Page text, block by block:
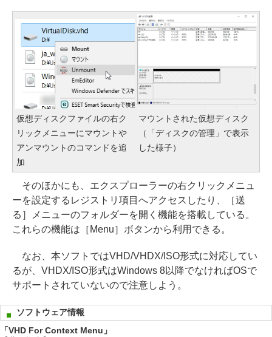
仮想ディスクファイルの右ク
リックメニューにマウントや
アンマウントのコマンドを追
加
マウントされた仮想ディスク
（「ディスクの管理」で表示
した様子）
そのほかにも、エクスプローラーの右クリックメニュ
ーを設定するレジストリ項目へアクセスしたり、［送
る］メニューのフォルダーを開く機能を搭載している。
これらの機能は［Menu］ボタンから利用できる。
なお、本ソフトではVHD/VHDX/ISO形式に対応してい
るが、VHDX/ISO形式はWindows 8以降でなければOSで
サポートされていないので注意しよう。
ソフトウェア情報
「VHD For Context Menu」